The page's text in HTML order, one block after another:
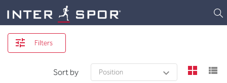
Filters
Sort by